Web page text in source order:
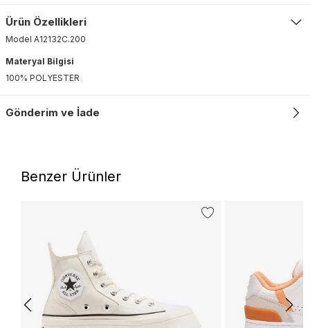
Ürün Özellikleri
Model A12132C.200
Materyal Bilgisi
100% POLYESTER
Gönderim ve İade
Benzer Ürünler